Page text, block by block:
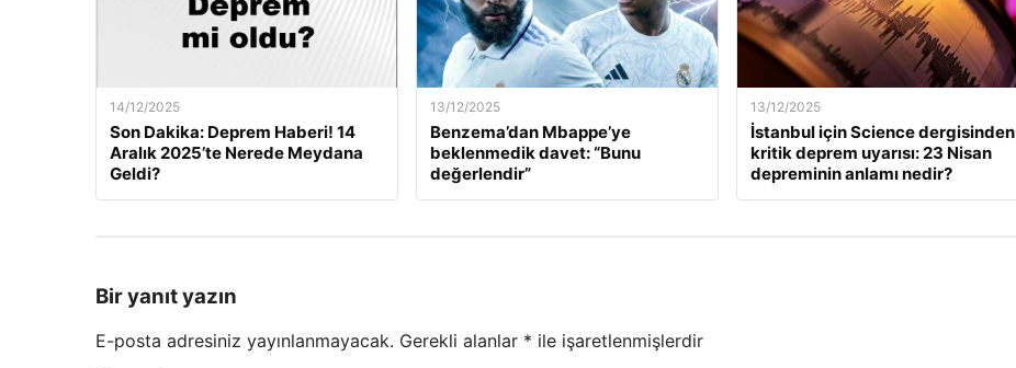
14/12/2025
Son Dakika: Deprem Haberi! 14
Aralık 2025’te Nerede Meydana
Geldi?
13/12/2025
Benzema’dan Mbappe’ye
beklenmedik davet: “Bunu
değerlendir”
13/12/2025
İstanbul için Science dergisinden
kritik deprem uyarısı: 23 Nisan
depreminin anlamı nedir?
Bir yanıt yazın
E-posta adresiniz yayınlanmayacak. Gerekli alanlar * ile işaretlenmişlerdir